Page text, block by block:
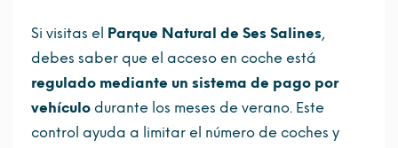
Si visitas el Parque Natural de Ses Salines,
debes saber que el acceso en coche está
regulado mediante un sistema de pago por
vehículo durante los meses de verano. Este
control ayuda a limitar el número de coches y